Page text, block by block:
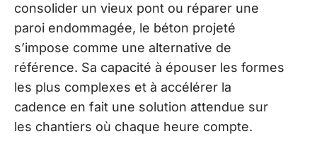
consolider un vieux pont ou réparer une
paroi endommagée, le béton projeté
s’impose comme une alternative de
référence. Sa capacité à épouser les formes
les plus complexes et à accélérer la
cadence en fait une solution attendue sur
les chantiers où chaque heure compte.